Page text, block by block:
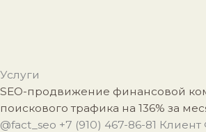
Услуги
SEO-продвижение финансовой
поискового трафика на 136% за
@fact_seo +7 (910) 467-86-81